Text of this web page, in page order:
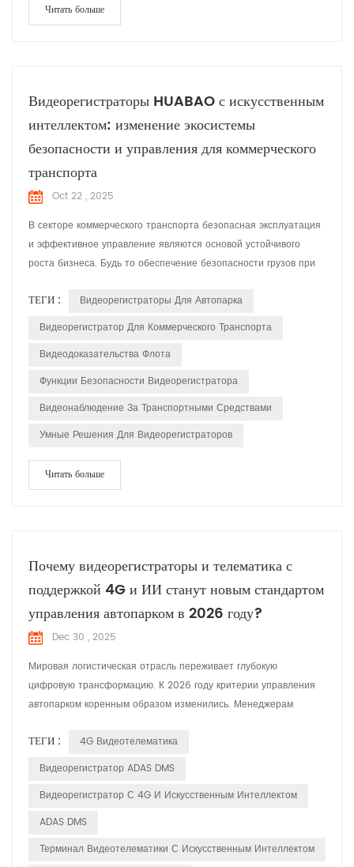
Читать больше
Видеорегистраторы HUABAO с искусственным
интеллектом: изменение экосистемы
безопасности и управления для коммерческого
транспорта
Oct 22 , 2025
В секторе коммерческого транспорта безопасная эксплуатация
и эффективное управление являются основой устойчивого
роста бизнеса. Будь то обеспечение безопасности грузов при
легковом транспорте или поддержание эксплуатационных
стандартов для инженерных транспортных средств,
реальным потребн...
ТЕГИ :
Видеорегистраторы Для Автопарка
Видеорегистратор Для Коммерческого Транспорта
Видеодоказательства Флота
Функции Безопасности Видеорегистратора
Видеонаблюдение За Транспортными Средствами
Умные Решения Для Видеорегистраторов
Читать больше
Почему видеорегистраторы и телематика с
поддержкой 4G и ИИ станут новым стандартом
управления автопарком в 2026 году?
Dec 30 , 2025
Мировая логистическая отрасль переживает глубокую
цифровую трансформацию. К 2026 году критерии управления
автопарком коренным образом изменились. Менеджерам
транспортного средства по GPS; сегодня лидеры рынка
требуют возможности «видеть» и «анализировать» дорогу в
отслеживания к видеотелема...
ТЕГИ :
4G Видеотелематика
Видеорегистратор ADAS DMS
Видеорегистратор С 4G И Искусственным Интеллектом
ADAS DMS
Терминал Видеотелематики С Искусственным Интеллектом